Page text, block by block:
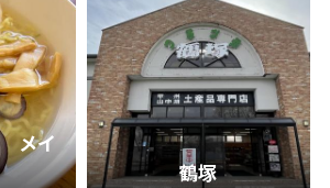
メイ
鶴塚